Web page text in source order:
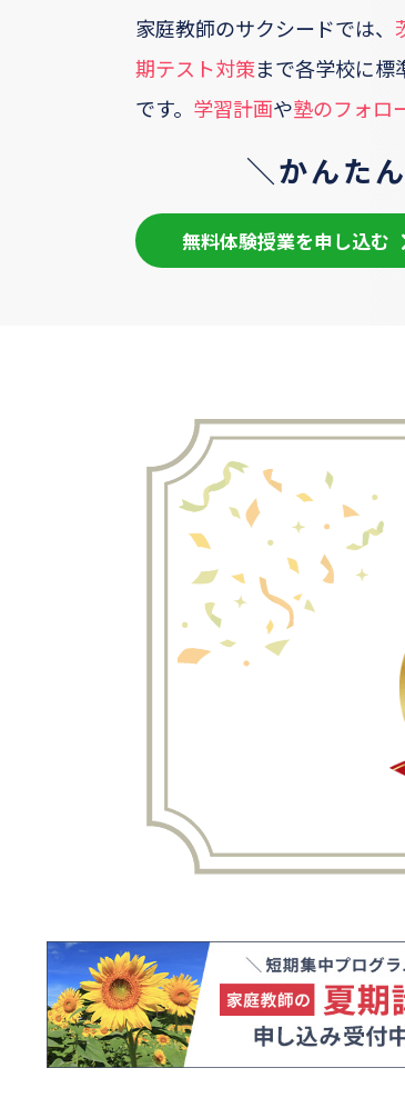
家庭教師のサクシードでは、
期テスト対策まで各学校に標
です。 学習計画や塾のフォロ
＼かんたん
無料体験授業を申し込む